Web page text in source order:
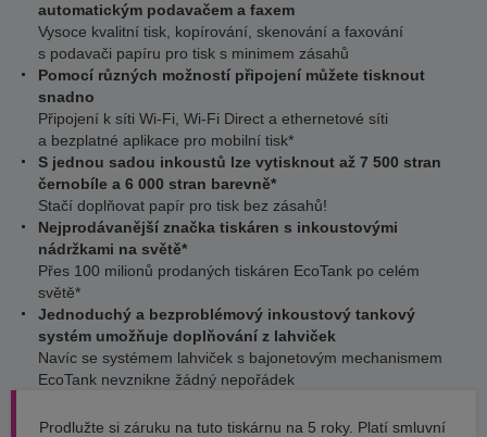
automatickým podavačem a faxem
Vysoce kvalitní tisk, kopírování, skenování a faxování
s podavači papíru pro tisk s minimem zásahů
Pomocí různých možností připojení můžete tisknout
snadno
Připojení k síti Wi-Fi, Wi-Fi Direct a ethernetové síti
a bezplatné aplikace pro mobilní tisk*
S jednou sadou inkoustů lze vytisknout až 7 500 stran
černobíle a 6 000 stran barevně*
Stačí doplňovat papír pro tisk bez zásahů!
Nejprodávanější značka tiskáren s inkoustovými
nádržkami na světě*
Přes 100 milionů prodaných tiskáren EcoTank po celém
světě*
Jednoduchý a bezproblémový inkoustový tankový
systém umožňuje doplňování z lahviček
Navíc se systémem lahviček s bajonetovým mechanismem
EcoTank nevznikne žádný nepořádek
Prodlužte si záruku na tuto tiskárnu na 5 roky. Platí smluvní